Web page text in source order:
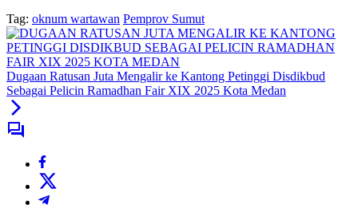
Tag: oknum wartawan Pemprov Sumut
Dugaan Ratusan Juta Mengalir ke Kantong Petinggi Disdikbud
Sebagai Pelicin Ramadhan Fair XIX 2025 Kota Medan